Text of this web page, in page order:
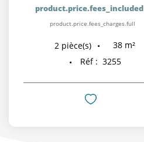
product.price.fees_included
product.price.fees_charges.full
2 pièce(s) 38 m²
Réf : 3255